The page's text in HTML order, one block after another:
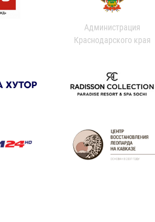
Администрация
Краснодарского края